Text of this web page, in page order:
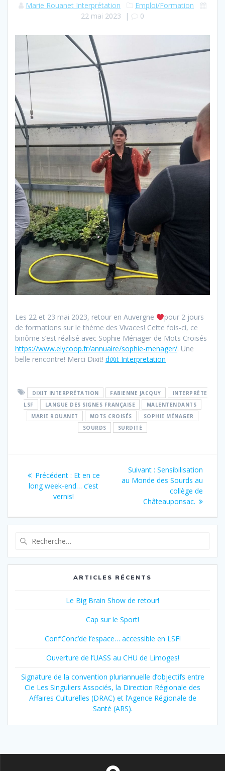
Marie Rouanet Interprétation
Emploi/Formation
22 mai 2023 | 0
Les 22 et 23 mai 2023, retour en Auvergne
pour 2 jours
de formations sur le thème des Vivaces! Cette fois-ci, ce
binôme s’est réalisé avec Sophie Ménager de Mots Croisés
https://www.elycoop.fr/annuaire/sophie-menager/. Une
belle rencontre! Merci Dixit! diXit Interpretation
DIXIT INTERPRÉTATION FABIENNE JACQUY
INTERPRÈTE
LSF
LANGUE DES SIGNES FRANÇAISE
MALENTENDANTS
MARIE ROUANET
MOTS CROISÉS
SOPHIE MÉNAGER
SOURDS
SURDITÉ
l’article
Précédent : Article
précédent
:
Et en ce
long week-end… c’est
vernis!
Suivant : Article
suivant
Sensibilisation
au Monde des Sourds au
collège de
Châteauponsac.
:
ARTICLES RÉCENTS
Le Big Brain Show de retour!
Cap sur le Sport!
Conf’Conc’de l’espace… accessible en LSF!
Ouverture de l’UASS au CHU de Limoges!
Signature de la convention pluriannuelle d’objectifs entre
Cie Les Singuliers Associés, la Direction Régionale des
Affaires Culturelles (DRAC) et l’Agence Régionale de
Santé (ARS).